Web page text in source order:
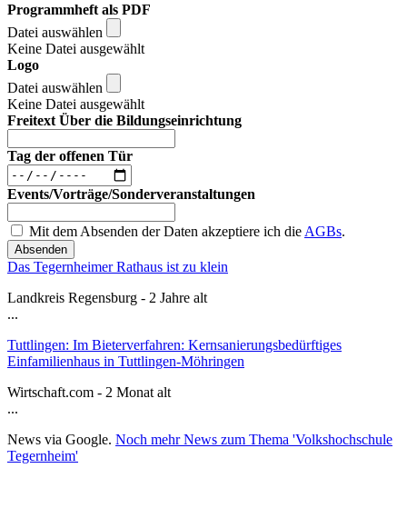
Programmheft als PDF
Datei auswählen
Keine Datei ausgewählt
Logo
Datei auswählen
Keine Datei ausgewählt
Freitext Über die Bildungseinrichtung
Tag der offenen Tür
Events/Vorträge/Sonderveranstaltungen
Mit dem Absenden der Daten akzeptiere ich die AGBs.
Absenden
Das Tegernheimer Rathaus ist zu klein
Landkreis Regensburg - 2 Jahre alt
...
Tuttlingen: Im Bieterverfahren: Kernsanierungsbedürftiges
Einfamilienhaus in Tuttlingen-Möhringen
Wirtschaft.com - 2 Monat alt
...
News via Google. Noch mehr News zum Thema 'Volkshochschule
Tegernheim'